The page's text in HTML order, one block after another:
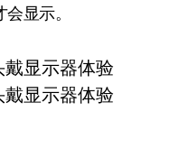
显示。